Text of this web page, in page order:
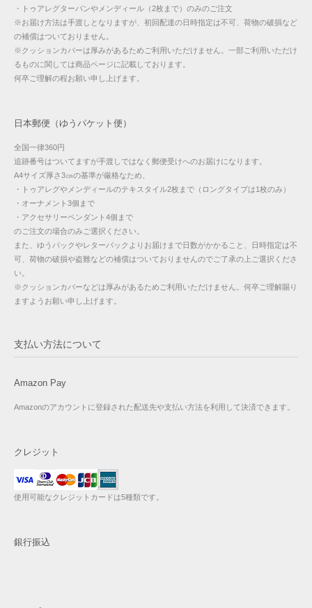
・トゥアレグターバンやメンディール（2枚まで）のみのご注文
※お届け方法は手渡しとなりますが、初回配達の日時指定は不可、荷物の破損など
の補償はついておりません。
※クッションカバーは厚みがあるためご利用いただけません。一部ご利用いただけ
るものに関しては商品ページに記載しております。
何卒ご理解の程お願い申し上げます。
日本郵便（ゆうパケット便）
全国一律360円
追跡番号はついてますが手渡しではなく郵便受けへのお届けになります。
A4サイズ厚さ3㎝の基準が厳格なため、
・トゥアレグやメンディールのテキスタイル2枚まで（ロングタイプは1枚のみ）
・オーナメント3個まで
・アクセサリーペンダント4個まで
のご注文の場合のみご選択ください。
また、ゆうパックやレターパックよりお届けまで日数がかかること、日時指定は不
可、荷物の破損や盗難などの補償はついておりませんのでご了承の上ご選択くださ
い。
※クッションカバーなどは厚みがあるためご利用いただけません。何卒ご理解賜り
ますようお願い申し上げます。
支払い方法について
Amazon Pay
Amazonのアカウントに登録された配送先や支払い方法を利用して決済できます。
クレジット
使用可能なクレジットカードは5種類です。
銀行振込